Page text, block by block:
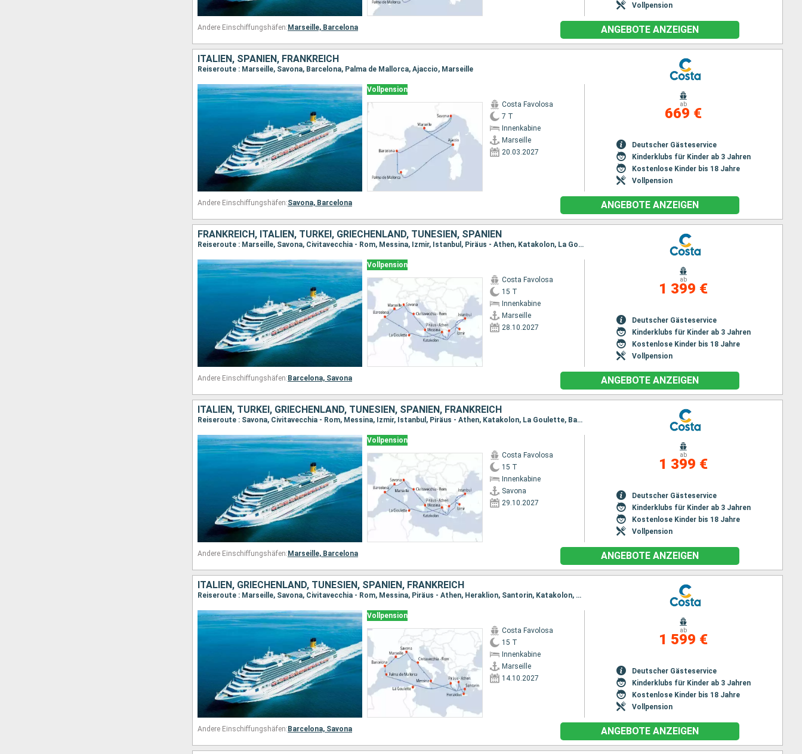
Vollpension
Andere Einschiffungshäfen: Marseille, Barcelona ANGEBOTE ANZEIGEN
ITALIEN, SPANIEN, FRANKREICH
Reiseroute : Marseille, Savona, Barcelona, Palma de Mallorca, Ajaccio, Marseille
Vollpension
Costa Favolosa
7 T
Innenkabine
Marseille
20.03.2027
ab
669 €
Deutscher Gästeservice
Kinderklubs für Kinder ab 3 Jahren
Kostenlose Kinder bis 18 Jahre
Vollpension
Andere Einschiffungshäfen:Savona, Barcelona ANGEBOTE ANZEIGEN
FRANKREICH, ITALIEN, TÜRKEI, GRIECHENLAND, TUNESIEN, SPANIEN
Reiseroute : Marseille, Savona, Civitavecchia - Rom, Messina, Izmir, Istanbul, Piräus - Athen, Katakolon, La Goulette, Barcelona, Marseille
Vollpension
Costa Favolosa
15 T
Innenkabine
Marseille
28.10.2027
ab
1 399 €
Deutscher Gästeservice
Kinderklubs für Kinder ab 3 Jahren
Kostenlose Kinder bis 18 Jahre
Vollpension
Andere Einschiffungshäfen: Barcelona, Savona ANGEBOTE ANZEIGEN
ITALIEN, TÜRKEI, GRIECHENLAND, TUNESIEN, SPANIEN, FRANKREICH
Reiseroute : Savona, Civitavecchia - Rom, Messina, Izmir, Istanbul, Piräus - Athen, Katakolon, La Goulette, Barcelona, Marseille, Savona
Vollpension
Costa Favolosa
15 T
Innenkabine
Savona
29.10.2027
ab
1 399 €
Deutscher Gästeservice
Kinderklubs für Kinder ab 3 Jahren
Kostenlose Kinder bis 18 Jahre
Vollpension
Andere Einschiffungshäfen: Marseille, Barcelona ANGEBOTE ANZEIGEN
ITALIEN, GRIECHENLAND, TUNESIEN, SPANIEN, FRANKREICH
Reiseroute : Marseille, Savona, Civitavecchia - Rom, Messina, Piräus - Athen, Heraklion, Santorin, Katakolon, La Goulette, Palma de Mallorca, Barcelona, Marseille
Vollpension
Costa Favolosa
15 T
Innenkabine
Marseille
14.10.2027
ab
1 599 €
Deutscher Gästeservice
Kinderklubs für Kinder ab 3 Jahren
Kostenlose Kinder bis 18 Jahre
Vollpension
Andere Einschiffungshäfen: Barcelona, Savona ANGEBOTE ANZEIGEN